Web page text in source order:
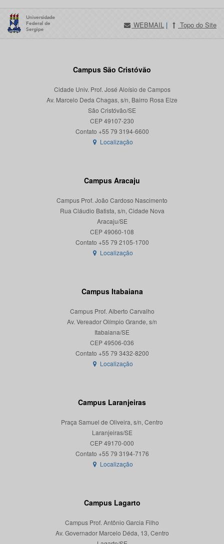
WEBMAIL | Topo do Site
Campus São Cristóvão
Cidade Univ. Prof. José Aloísio de Campos
Av. Marcelo Deda Chagas, s/n, Bairro Rosa Elze
São Cristóvão/SE
CEP 49107-230
Localização
Campus Aracaju
Campus Prof. João Cardoso Nascimento
Rua Cláudio Batista, s/n, Cidade Nova
Aracaju/SE
CEP 49060-108
Localização
Campus Itabaiana
Campus Prof. Alberto Carvalho
Av. Vereador Olímpio Grande, s/n
Itabaiana/SE
CEP 49506-036
Localização
Campus Laranjeiras
Praça Samuel de Oliveira, s/n, Centro
Laranjeiras/SE
CEP 49170-000
Localização
Campus Lagarto
Campus Prof. Antônio Garcia Filho
Av. Governador Marcelo Déda, 13, Centro